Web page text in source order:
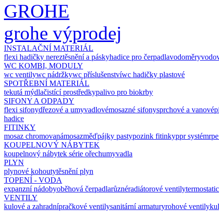
GROHE
grohe výprodej
INSTALAČNÍ MATERIÁL
flexi hadičky nereztěsnění a páskyhadice pro čerpadlavodoměry
WC KOMBI, MODULY
wc ventilywc nádržkywc příslušenstvíwc hadičky plastové
SPOTŘEBNÍ MATERIÁL
tekutá mýdlačistící prostředkypalivo pro biokrby
SIFONY A ODPADY
flexi sifonydřezové a umyvadlovémosazné sifonysprchové a vanové
hadice
FITINKY
mosaz chromovanámosazměďpájky pastypozink fitinkyppr systém
KOUPELNOVÝ NÁBYTEK
koupelnový nábytek série ořechumyvadla
PLYN
plynové kohoutytěsnění plyn
TOPENÍ - VODA
expanzní nádobyoběhová čerpadlarůznéradiátorové ventily
VENTILY
kulové a zahradnípračkové ventilysanitární armaturyrohové ventily